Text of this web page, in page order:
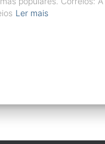
Ler mais